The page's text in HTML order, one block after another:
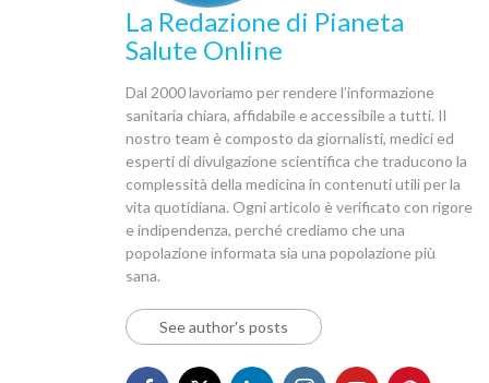
La Redazione di Pianeta
Salute Online
Dal 2000 lavoriamo per rendere l’informazione
sanitaria chiara, affidabile e accessibile a tutti. Il
nostro team è composto da giornalisti, medici ed
esperti di divulgazione scientifica che traducono la
complessità della medicina in contenuti utili per la
vita quotidiana. Ogni articolo è verificato con rigore
e indipendenza, perché crediamo che una
popolazione informata sia una popolazione più
sana.
See author's posts